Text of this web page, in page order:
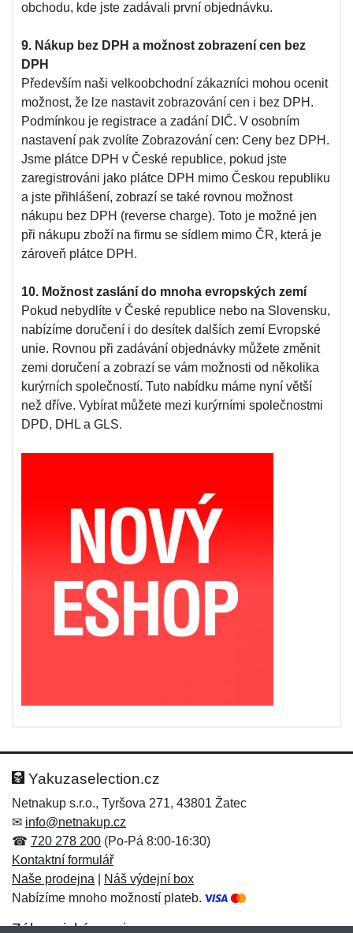
obchodu, kde jste zadávali první objednávku.
9. Nákup bez DPH a možnost zobrazení cen bez
DPH
Především naši velkoobchodní zákazníci mohou ocenit
možnost, že lze nastavit zobrazování cen i bez DPH.
Podmínkou je registrace a zadání DIČ. V osobním
nastavení pak zvolíte Zobrazování cen: Ceny bez DPH.
Jsme plátce DPH v České republice, pokud jste
zaregistrováni jako plátce DPH mimo Českou republiku
a jste přihlášení, zobrazí se také rovnou možnost
nákupu bez DPH (reverse charge). Toto je možné jen
při nákupu zboží na firmu se sídlem mimo ČR, která je
zároveň plátce DPH.
10. Možnost zaslání do mnoha evropských zemí
Pokud nebydlíte v České republice nebo na Slovensku,
nabízíme doručení i do desítek dalších zemí Evropské
unie. Rovnou při zadávání objednávky můžete změnit
zemi doručení a zobrazí se vám možnosti od několika
kurýrních společností. Tuto nabídku máme nyní větší
než dříve. Vybírat můžete mezi kurýrními společnostmi
DPD, DHL a GLS.
Yakuzaselection.cz
Netnakup s.r.o., Tyršova 271, 43801 Žatec
✉ info@netnakup.cz
☎ 720 278 200 (Po-Pá 8:00-16:30)
Kontaktní formulář
Naše prodejna
Náš výdejní box
Nabízíme mnoho možností plateb.
Zákaznický servis